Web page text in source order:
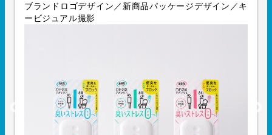
ブランドロゴデザイン／新商品パッケージデザイン／キ
ービジュアル撮影